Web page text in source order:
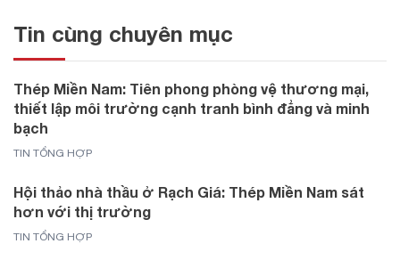
Tin cùng chuyên mục
Thép Miền Nam: Tiên phong phòng vệ thương mại,
thiết lập môi trường cạnh tranh bình đẳng và minh
bạch
TIN TỔNG HỢP
Hội thảo nhà thầu ở Rạch Giá: Thép Miền Nam sát
hơn với thị trường
TIN TỔNG HỢP